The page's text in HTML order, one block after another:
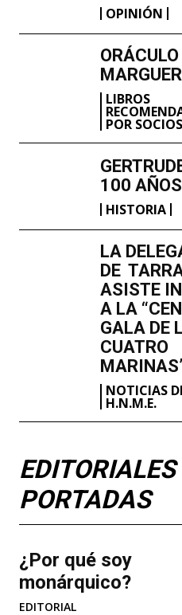
OPINIÓN
ORÁCULO
LIBROS
POR SOCIOS
100 AÑOS
HISTORIA
LA
DE
ASISTE
A LA
GALA DE
CUATRO
NOTICIAS
H.N.M.E.
EDITORIALES
PORTADAS
¿Por qué soy
monárquico?
EDITORIAL